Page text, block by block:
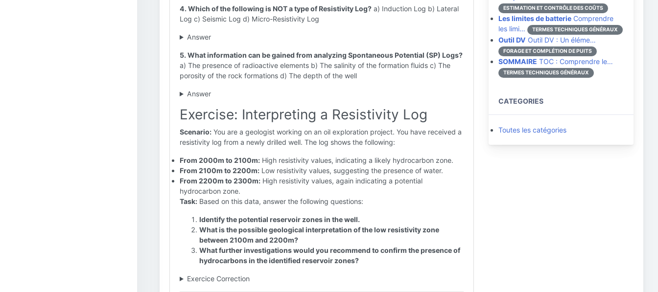
4. Which of the following is NOT a type of Resistivity Log? a) Induction Log b) Lateral
Log c) Seismic Log d) Micro-Resistivity Log
Answer
5. What information can be gained from analyzing Spontaneous Potential (SP) Logs?
a) The presence of radioactive elements b) The salinity of the formation fluids c) The
porosity of the rock formations d) The depth of the well
Answer
Exercise: Interpreting a Resistivity Log
Scenario: You are a geologist working on an oil exploration project. You have received a
resistivity log from a newly drilled well. The log shows the following:
From 2000m to 2100m: High resistivity values, indicating a likely hydrocarbon zone.
From 2100m to 2200m: Low resistivity values, suggesting the presence of water.
From 2200m to 2300m: High resistivity values, again indicating a potential
hydrocarbon zone.
Task: Based on this data, answer the following questions:
Identify the potential reservoir zones in the well.
What is the possible geological interpretation of the low resistivity zone
between 2100m and 2200m?
What further investigations would you recommend to confirm the presence of
hydrocarbons in the identified reservoir zones?
Exercice Correction
ESTIMATION ET CONTRÔLE DES COÛTS
Les limites de batterie Comprendre
les limi…
TERMES TECHNIQUES GÉNÉRAUX
Outil DV Outil DV : Un éléme…
FORAGE ET COMPLÉTION DE PUITS
SOMMAIRE TOC : Comprendre le…
TERMES TECHNIQUES GÉNÉRAUX
CATEGORIES
Toutes les catégories